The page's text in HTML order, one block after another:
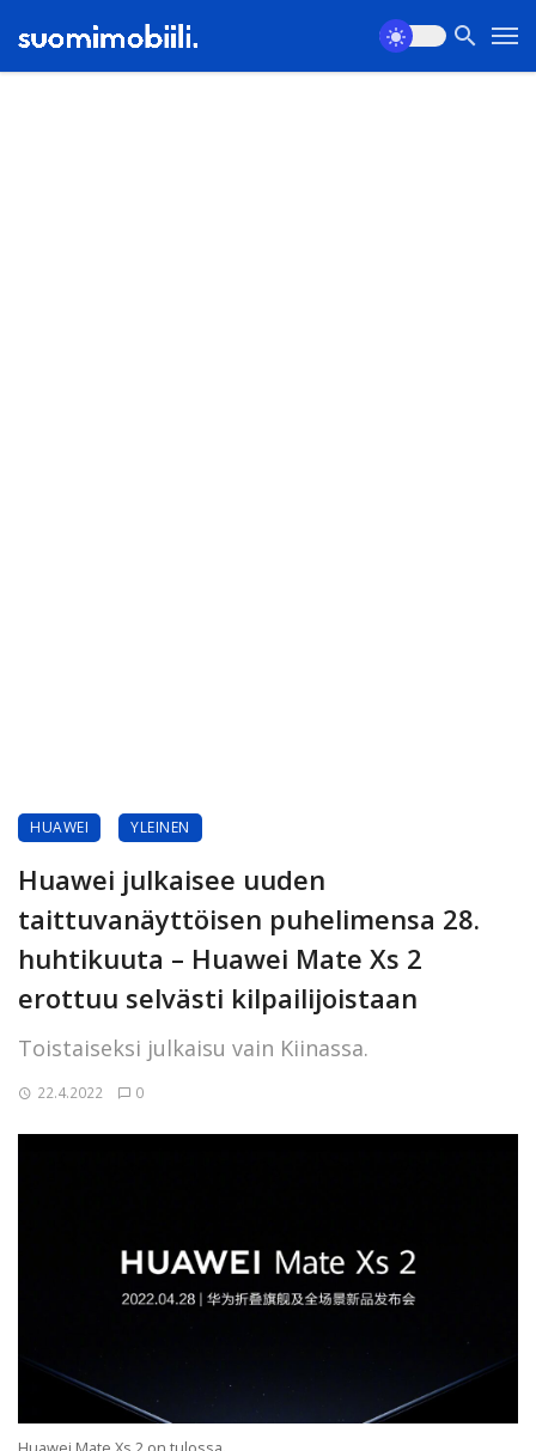
HUAWEI YLEINEN
Huawei julkaisee uuden
taittuvanäyttöisen puhelimensa 28.
huhtikuuta – Huawei Mate Xs 2
erottuu selvästi kilpailijoistaan
Toistaiseksi julkaisu vain Kiinassa.
22.4.2022 0